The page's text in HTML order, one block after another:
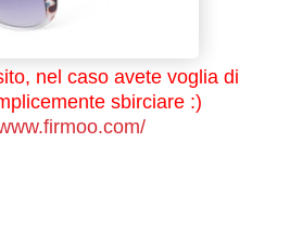
nel caso avete voglia di
sbirciare :)